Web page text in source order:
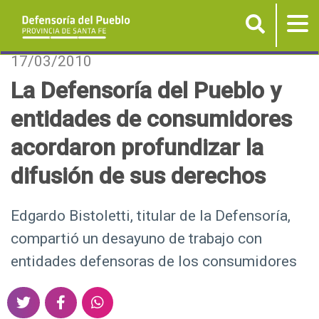
P
Buscar
17/03/2010
La Defensoría del Pueblo y
entidades de consumidores
acordaron profundizar la
difusión de sus derechos
Edgardo Bistoletti, titular de la Defensoría,
compartió un desayuno de trabajo con
entidades defensoras de los consumidores
S
S
S